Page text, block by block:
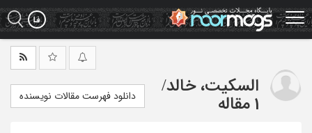
Skip
to
main
السکیت، خالد/
1 مقاله
دانلود فهرست مقالات نویسنده